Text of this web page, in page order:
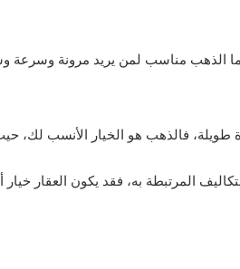
الذهب مناسب لمن يريد مرونة وسرعة
فالذهب هو الخيار الأنسب لك،
المرتبطة به، فقد يكون العقار